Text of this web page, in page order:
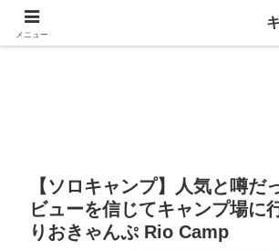
【ソロキャンプ】人気と噂だ
ビューを信じてキャンプ場に
りおきゃんぷ Rio Camp
メニュー